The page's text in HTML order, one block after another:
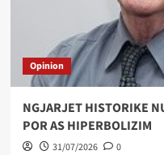
Opinion
NGJARJET HISTORIKE
POR AS HIPERBOLIZIM
31/07/2026 0